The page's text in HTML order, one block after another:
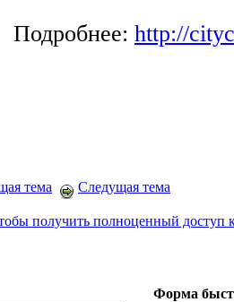
Подробнее: http://
тема Следущая тема
получить полноценный доступ
Форма